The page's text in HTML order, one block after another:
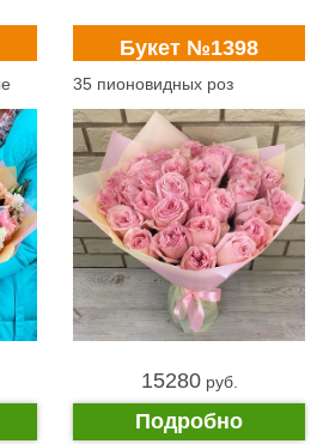
Букет №1398
35 пионовидных роз
15280pуб.
Подробно